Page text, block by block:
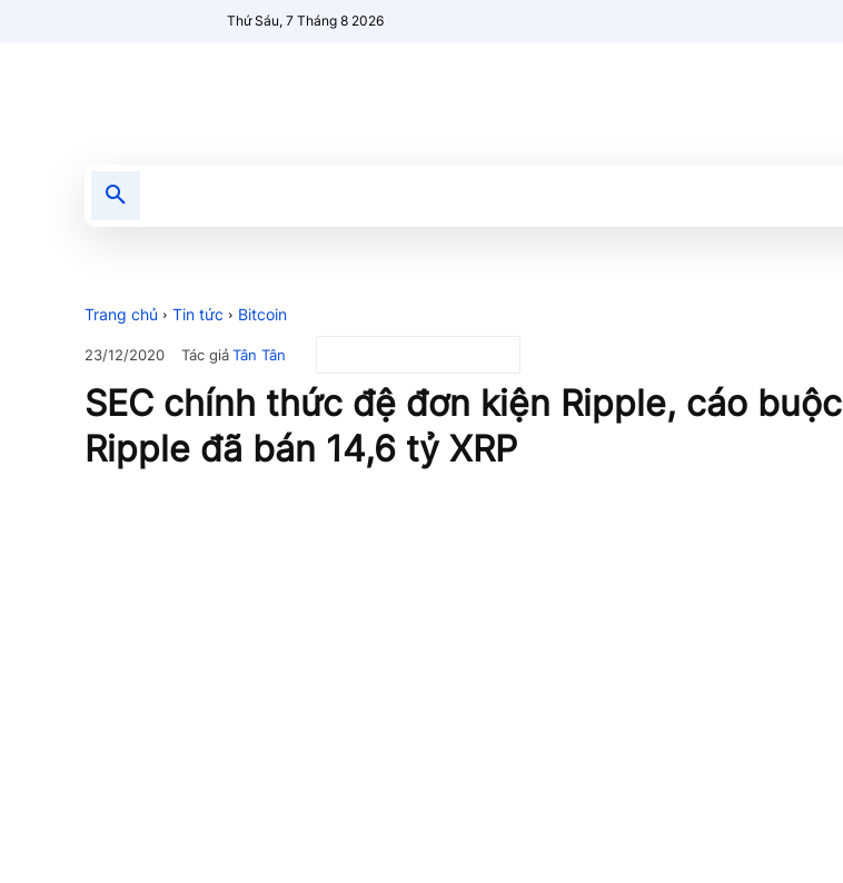
Thứ Sáu, 7 Tháng 8 2026
Trang chủ Tin tức Bitcoin
23/12/2020 Tác giảTân Tân
SEC chính thức đệ đơn kiện Ripple, cáo buộc
Ripple đã bán 14,6 tỷ XRP